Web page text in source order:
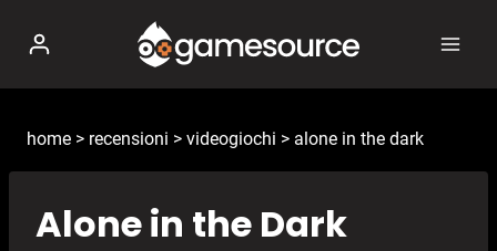
contenuto
home > recensioni > videogiochi > alone in the dark
Alone in the Dark